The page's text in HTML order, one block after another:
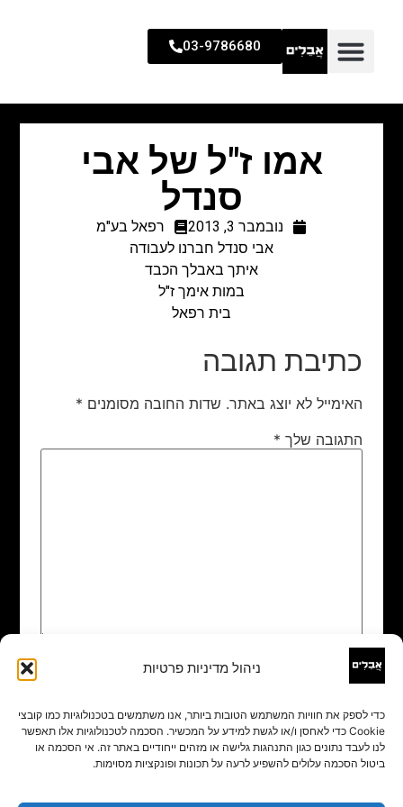
ניהול מדיניות פרטיות
כדי לספק את חוויות המשתמש הטובות ביותר, אנו משתמשים בטכנולוגיות כמו קובצי
Cookie כדי לאחסן ו/או לגשת למידע על המכשיר. הסכמה לטכנולוגיות אלו תאפשר
לנו לעבד נתונים כגון התנהגות גלישה או מזהים ייחודיים באתר זה. אי הסכמה או
ביטול הסכמה עלולים להשפיע לרעה על תכונות ופונקציות מסוימות.
03-9786680
אמו ז"ל של אבי
סנדל
נובמבר 3, 2013
רפאל בע"מ
אבי סנדל חברנו לעבודה
איתך באבלך הכבד
במות אימך ז"ל
בית רפאל
כתיבת תגובה
האימייל לא יוצג באתר. שדות החובה מסומנים *
התגובה שלך *
שם
אימייל*